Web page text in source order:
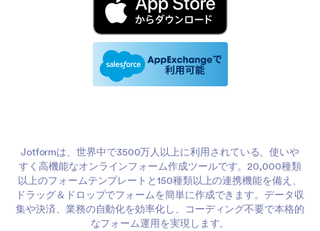
Jotformは、世界中で3500万人以上に利用されている、使いや
すく高機能なオンラインフォーム作成ツールです。20,000種類
以上のフォームテンプレートと150種類以上の連携機能を備え、
ドラッグ＆ドロップでフォームを簡単に作成できます。データ収
集や決済、業務の自動化を効率化し、コーディング不要で本格的
なフォーム運用を実現します。